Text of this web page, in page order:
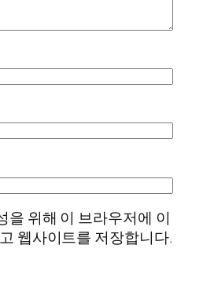
을 위해 이 브라우저에 이
웹사이트를 저장합니다.